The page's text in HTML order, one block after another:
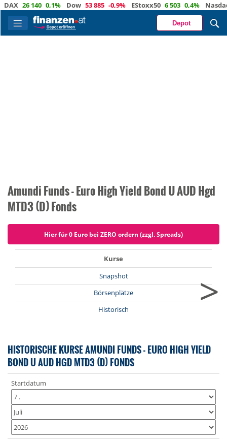
26 140 0,1% Dow 53 885 -0,9% EStoxx50 6 503 0,4% Nasdaq
Depot
Amundi Funds - Euro High Yield Bond U AUD Hgd
MTD3 (D) Fonds
Hier für 0 Euro bei ZERO ordern (zzgl. Spreads)
Kurse
Snapshot
Börsenplätze
Historisch
>
HISTORISCHE KURSE AMUNDI FUNDS - EURO HIGH YIELD
BOND U AUD HGD MTD3 (D) FONDS
Startdatum